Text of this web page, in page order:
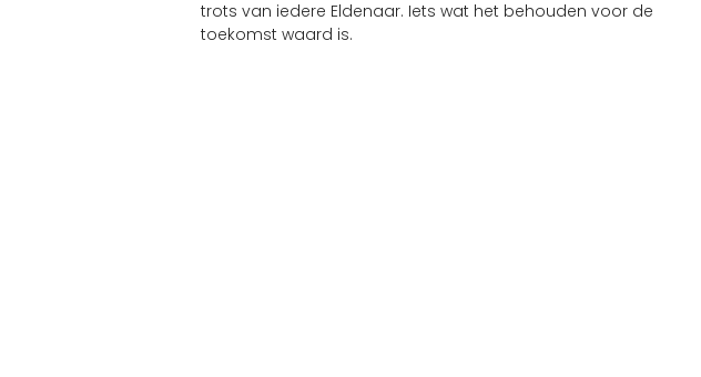
trots van iedere Eldenaar. Iets wat het behouden voor de
toekomst waard is.